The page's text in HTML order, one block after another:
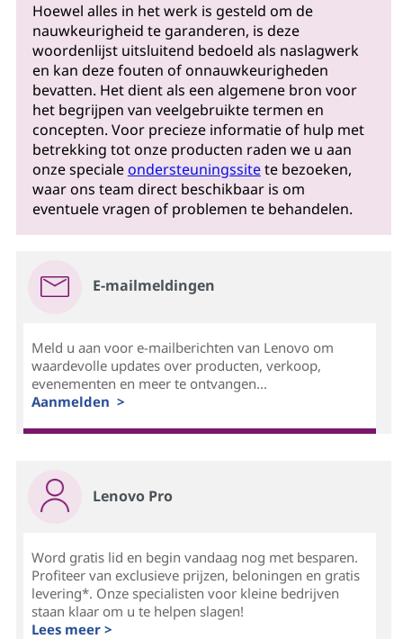
Hoewel alles in het werk is gesteld om de
nauwkeurigheid te garanderen, is deze
woordenlijst uitsluitend bedoeld als naslagwerk
en kan deze fouten of onnauwkeurigheden
bevatten. Het dient als een algemene bron voor
het begrijpen van veelgebruikte termen en
concepten. Voor precieze informatie of hulp met
betrekking tot onze producten raden we u aan
onze specialeondersteuningssitete bezoeken,
waar ons team direct beschikbaar is om
eventuele vragen of problemen te behandelen.
E-mailmeldingen
Meld u aan voor e-mailberichten van Lenovo om
waardevolle updates over producten, verkoop,
evenementen en meer te ontvangen...
Aanmelden >
Lenovo Pro
Word gratis lid en begin vandaag nog met besparen.
Profiteer van exclusieve prijzen, beloningen en gratis
levering*. Onze specialisten voor kleine bedrijven
staan klaar om u te helpen slagen!
Lees meer >